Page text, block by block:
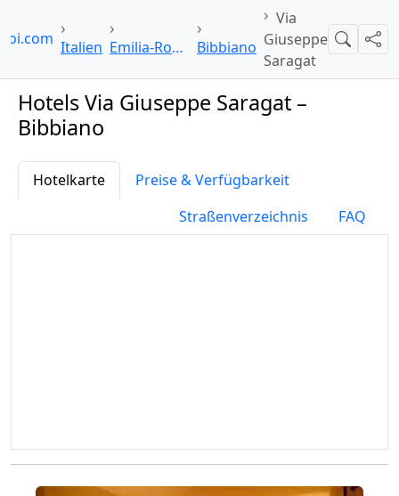
Italien Emilia-Romagna Bibbiano
Via
Giuseppe
Saragat
Suche
Hotels Via Giuseppe Saragat –
Bibbiano
Hotelkarte
Preise & Verfügbarkeit
Straßenverzeichnis
FAQ